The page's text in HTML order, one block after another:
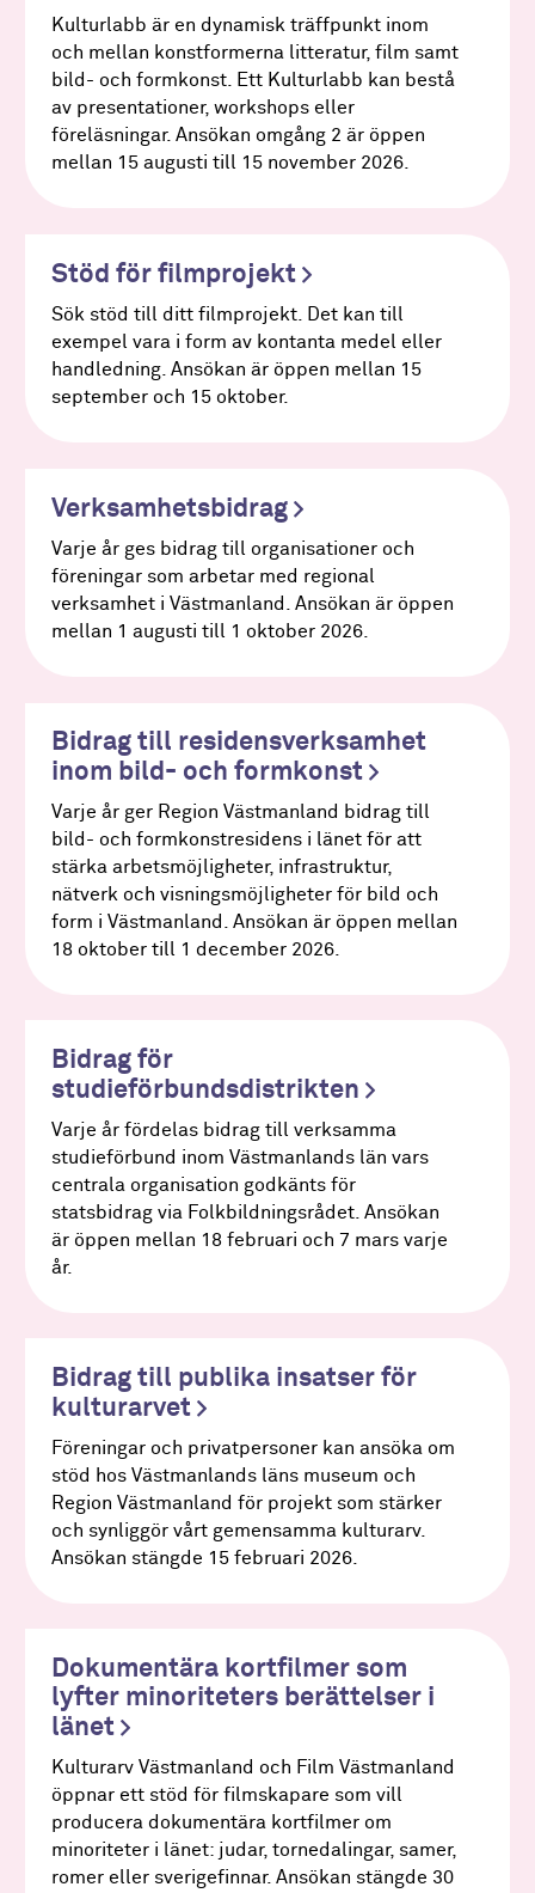
Kulturlabb är en dynamisk träffpunkt inom
och mellan konstformerna litteratur, film samt
bild- och formkonst. Ett Kulturlabb kan bestå
av presentationer, workshops eller
föreläsningar. Ansökan omgång 2 är öppen
mellan 15 augusti till 15 november 2026.
Stöd för filmprojekt
Sök stöd till ditt filmprojekt. Det kan till
exempel vara i form av kontanta medel eller
handledning. Ansökan är öppen mellan 15
september och 15 oktober.
Verksamhetsbidrag
Varje år ges bidrag till organisationer och
föreningar som arbetar med regional
verksamhet i Västmanland. Ansökan är öppen
mellan 1 augusti till 1 oktober 2026.
Bidrag till residensverksamhet
inom bild- och formkonst
Varje år ger Region Västmanland bidrag till
bild- och formkonstresidens i länet för att
stärka arbetsmöjligheter, infrastruktur,
nätverk och visningsmöjligheter för bild och
form i Västmanland. Ansökan är öppen mellan
18 oktober till 1 december 2026.
Bidrag för
studieförbundsdistrikten
Varje år fördelas bidrag till verksamma
studieförbund inom Västmanlands län vars
centrala organisation godkänts för
statsbidrag via Folkbildningsrådet. Ansökan
är öppen mellan 18 februari och 7 mars varje
år.
Bidrag till publika insatser för
kulturarvet
Föreningar och privatpersoner kan ansöka om
stöd hos Västmanlands läns museum och
Region Västmanland för projekt som stärker
och synliggör vårt gemensamma kulturarv.
Ansökan stängde 15 februari 2026.
Dokumentära kortfilmer som
lyfter minoriteters berättelser i
länet
Kulturarv Västmanland och Film Västmanland
öppnar ett stöd för filmskapare som vill
producera dokumentära kortfilmer om
minoriteter i länet: judar, tornedalingar, samer,
romer eller sverigefinnar. Ansökan stängde 30